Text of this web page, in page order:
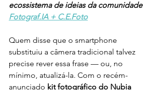
ecossistema de ideias da comunidade
Fotograf.IA + C.E.Foto
Quem disse que o smartphone
substituiu a câmera tradicional talvez
precise rever essa frase — ou, no
mínimo, atualizá-la. Com o recém-
anunciado kit fotográfico do Nubia